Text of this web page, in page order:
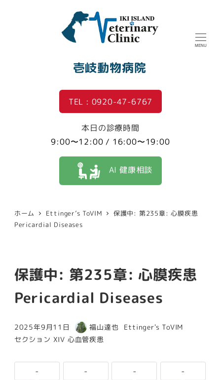
壱岐動物病院
MENU
TEL : 0920-47-6767
本日の診療時間
9:00〜12:00 / 16:00〜19:00
AI 健康相談
ホーム Ettinger’s ToVIM
保護中: 第235章: 心膜疾患
Pericardial Diseases
保護中: 第235章: 心膜疾患
Pericardial Diseases
投稿日
2025年9月11日
著
者
福山達也 カテゴリー
Ettinger's ToVIM
カテゴリー
セクション XIV 心血管疾患
- - - -